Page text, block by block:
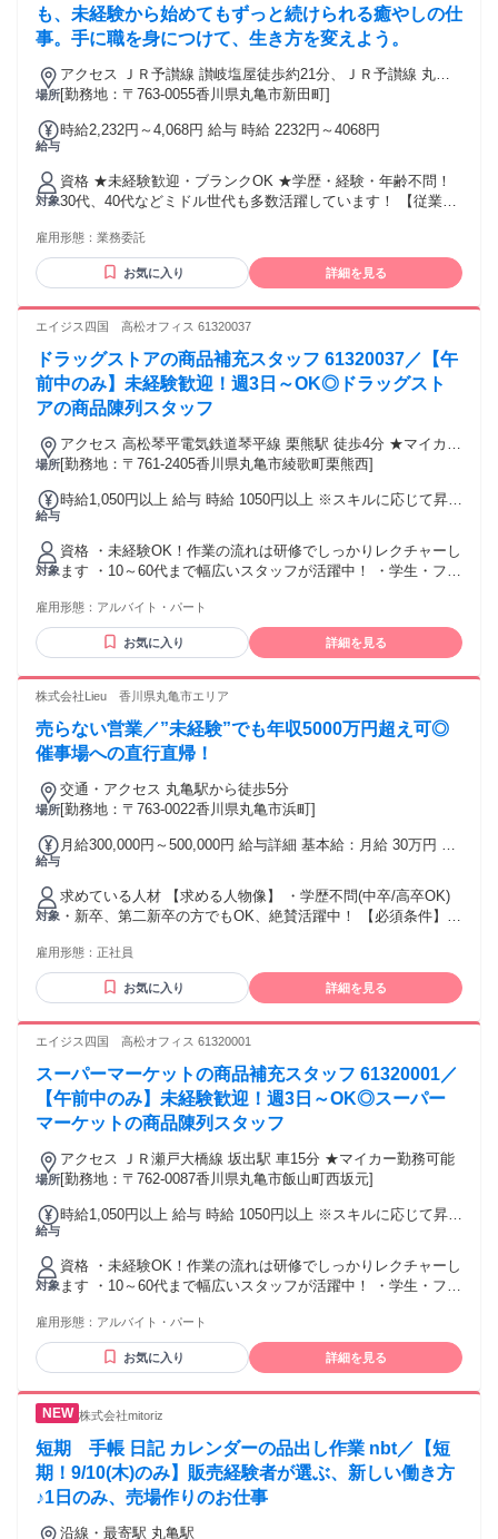
も、未経験から始めてもずっと続けられる癒やしの仕
事。手に職を身につけて、生き方を変えよう。
場所
アクセス ＪＲ予讃線 讃岐塩屋徒歩約21分、ＪＲ予讃線 丸亀
南口徒歩約35分、ＪＲ土讃線/ＪＲ予讃線 金蔵寺徒歩約42分
[勤務地：〒763-0055香川県丸亀市新田町]
給与
時給2,232円～4,068円 給与 時給 2232円～4068円
対象
資格 ★未経験歓迎・ブランクOK ★学歴・経験・年齢不問！
30代、40代などミドル世代も多数活躍しています！ 【従業員
タッフも多数 ◆男女比 １：９ 女性が多めです 【経験者の方
も大歓迎！優遇します】 リラクゼーションサロン・ストレッ
チ/整体専門店・接骨院・リフレ/アロマ専門店など、当てはま
灸師・あん摩マッサージ指圧師・柔道整復師などの方も活躍
面接でお伝えします。 もし経験に自信のない方も、ご相談く
ださい！
雇用形態： 業務委託
お気に入り 詳細を見る
エイジス四国 高松オフィス 61320037
ドラッグストアの商品補充スタッフ 61320037／【午
前中のみ】未経験歓迎！週3日～OK◎ドラッグスト
アの商品陳列スタッフ
場所
アクセス 高松琴平電気鉄道琴平線 栗熊駅 徒歩4分 ★マイカー
通勤可能
[勤務地：〒761-2405香川県丸亀市綾歌町栗熊西]
給与
時給1,050円以上 給与 時給 1050円以上 ※スキルに応じて昇給
1．2路線利用出来る場合は安い路線運賃が適用されます。
2．交通系IC カード利用時の運賃が適用されます。 【マイカ
―通勤】 自宅から店舗までの最短距離をルート検索して1km
あたり15円の燃料費をお支払いしています。
対象
資格 ・未経験OK！作業の流れは研修でしっかりレクチャーし
ます ・10～60代まで幅広いスタッフが活躍中！ ・学生・フリ
のご応募もOK◎
雇用形態： アルバイト・パート
お気に入り 詳細を見る
株式会社Lieu 香川県丸亀市エリア
売らない営業／”未経験”でも年収5000万円超え可◎
催事場への直行直帰！
場所
交通・アクセス 丸亀駅から徒歩5分
[勤務地：〒763-0022香川県丸亀市浜町]
給与
月給300,000円～500,000円 給与詳細 基本給：月給 30万円 〜
れる通勤・皆勤・家族手当金額：なし 全員に一律で支払われ
るその他手当金額：なし 30万円～＋インセンティブ ※経験・
スキルに応じて決定いたします。 賞与：年2回
対象
求めている人材 【求める人物像】 ・学歴不問(中卒/高卒OK)
・新卒、第二新卒の方でもOK、絶賛活躍中！ 【必須条件】
検1級以上の方 ・ブランクOK ・仕事に熱心で、稼ぎたい思い
が強い方 ・コミュニケーションを取ることがお好きな方又
は、 得意とされる方 ・チャレンジ精神がある方 【活かして
営業、不動産営業問わず、 何かしらの営業経験をお持ちの方
パート・アルバイトの経験問わず活躍いただけます！" ★稼ぎ
たい！ ★トーク力を活かしたい！ ★正当に評価してもらって
上を目指したい！ ★生活水準を上げたい！ ★高価な欲しいも
のを買いたい！ といった向上心と ガッツがある方を待ってま
す！
雇用形態： 正社員
お気に入り 詳細を見る
エイジス四国 高松オフィス 61320001
スーパーマーケットの商品補充スタッフ 61320001／
【午前中のみ】未経験歓迎！週3日～OK◎スーパー
マーケットの商品陳列スタッフ
場所
アクセス ＪＲ瀬戸大橋線 坂出駅 車15分 ★マイカー勤務可能
[勤務地：〒762-0087香川県丸亀市飯山町西坂元]
給与
時給1,050円以上 給与 時給 1050円以上 ※スキルに応じて昇給
1．2路線利用出来る場合は安い路線運賃が適用されます。
2．交通系IC カード利用時の運賃が適用されます。 【マイカ
―通勤】 自宅から店舗までの最短距離をルート検索して1km
あたり15円の燃料費をお支払いしています。
対象
資格 ・未経験OK！作業の流れは研修でしっかりレクチャーし
ます ・10～60代まで幅広いスタッフが活躍中！ ・学生・フリ
のご応募もOK◎
雇用形態： アルバイト・パート
お気に入り 詳細を見る
株式会社mitoriz
短期 手帳 日記 カレンダーの品出し作業 nbt／【短
期！9/10(木)のみ】販売経験者が選ぶ、新しい働き方
♪1日のみ、売場作りのお仕事
沿線・最寄駅 丸亀駅